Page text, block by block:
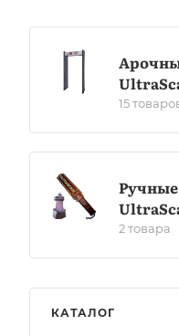
15
2 товара
КАТАЛОГ